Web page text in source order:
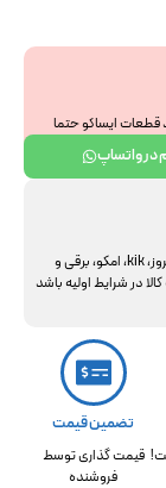
قطعات ایساکو حتما
سپاسگزاریم.
در واتساپ
درخواست مرجوع کردن کالا در گروه اجناس اورجینال (ایساکو، کروز، kik، امکو، برقی و
در شرایط اولیه باشد
تضمین قیمت
قیمت گذاری توسط
فروشنده